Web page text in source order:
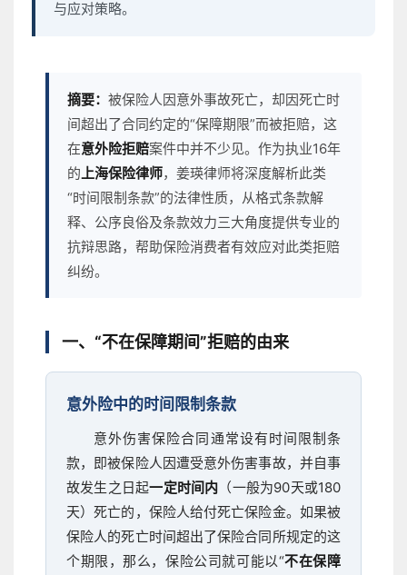
与应对策略。
摘要： 被保险人因意外事故死亡，却因死亡时
间超出了合同约定的“保障期限”而被拒赔，这
在意外险拒赔案件中并不少见。作为执业16年
的上海保险律师，姜瑛律师将深度解析此类
“时间限制条款”的法律性质，从格式条款解
释、公序良俗及条款效力三大角度提供专业的
抗辩思路，帮助保险消费者有效应对此类拒赔
纠纷。
一、“不在保障期间”拒赔的由来
意外险中的时间限制条款
意外伤害保险合同通常设有时间限制条
款，即被保险人因遭受意外伤害事故，并自事
故发生之日起一定时间内 （一般为90天或180
天）死亡的，保险人给付死亡保险金。如果被
保险人的死亡时间超出了保险合同所规定的这
个期限，那么，保险公司就可能以“不在保障